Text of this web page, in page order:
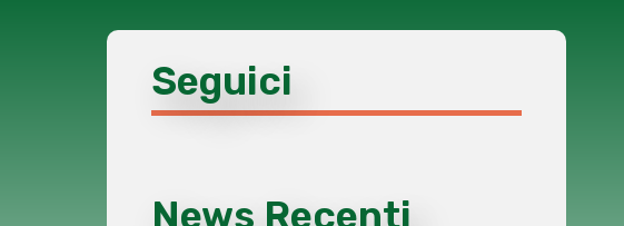
Seguici
News Recenti